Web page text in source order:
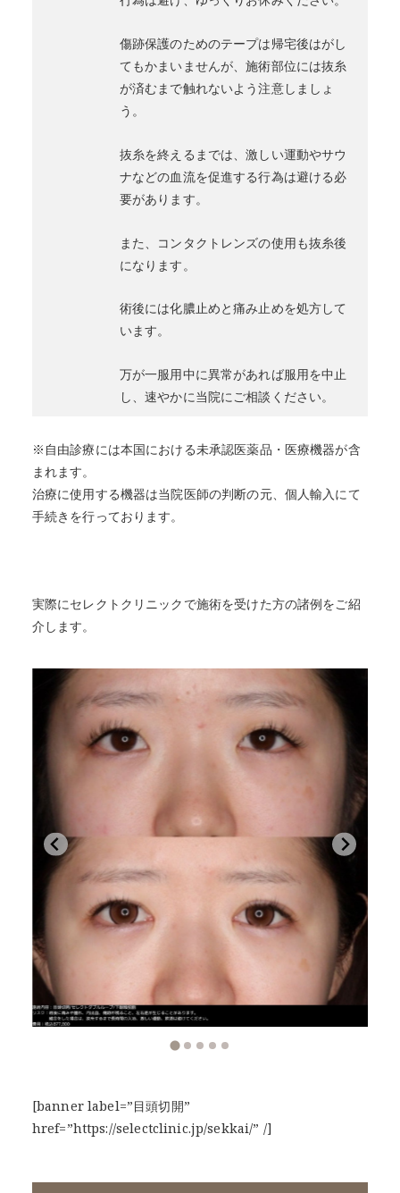
傷跡保護のためのテープは帰宅後はがし
てもかまいませんが、施術部位には抜糸
が済むまで触れないよう注意しましょ
う。
抜糸を終えるまでは、激しい運動やサウ
ナなどの血流を促進する行為は避ける必
要があります。
また、コンタクトレンズの使用も抜糸後
になります。
術後には化膿止めと痛み止めを処方して
います。
万が一服用中に異常があれば服用を中止
し、速やかに当院にご相談ください。
※自由診療には本国における未承認医薬品・医療機器が含
まれます。
治療に使用する機器は当院医師の判断の元、個人輸入にて
手続きを行っております。
実際にセレクトクリニックで施術を受けた方の諸例をご紹
介します。
[banner label=”目頭切開”
href=”https://selectclinic.jp/sekkai/” /]